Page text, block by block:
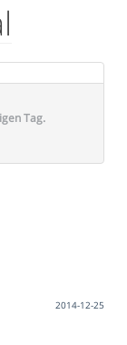
Tag.
2014-12-25